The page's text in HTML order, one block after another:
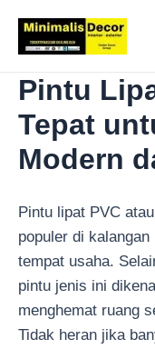
konten
Pintu
Tepat
Modern
Pintu lipat PVC
populer di
tempat usaha.
pintu jenis ini
menghemat ruang
Tidak heran jika